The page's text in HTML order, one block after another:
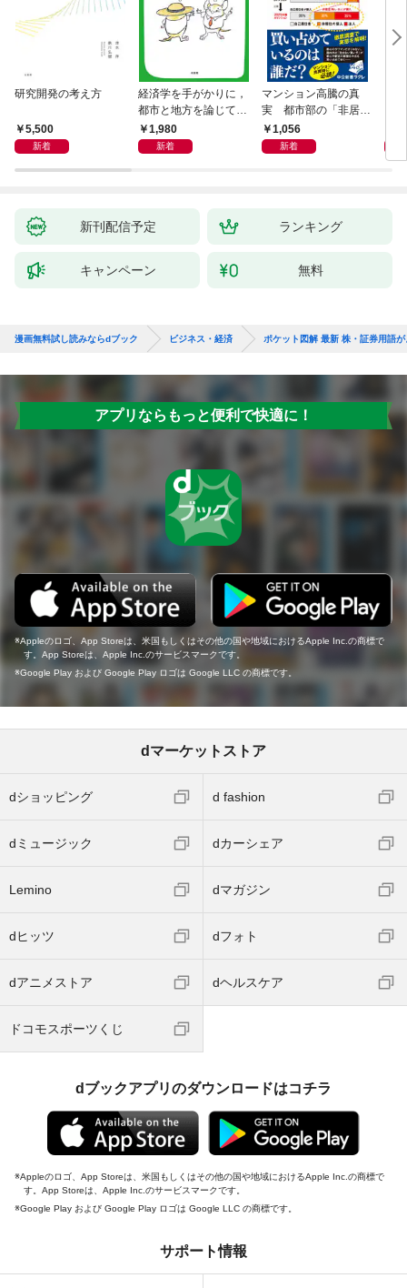
研究開発の考え方
5,500
新着
経済学を手がかりに，
都市と地方を論じてみ
よう1,980
新着
マンション高騰の真
実 都市部の「非居住
化」が街を壊す
1,056
新着
イ
果
新刊配信予定 ランキング
キャンペーン 無料
漫画無料試し読みならdブック ビジネス・経済 ポケット図解 最新 株・証券用語
アプリならもっと便利で快適に！
Appleのロゴ、App Storeは、米国もしくはその他の国や地域におけるApple Inc.の商標で
す。App Storeは、Apple Inc.のサービスマークです。
Google Play および Google Play ロゴは Google LLC の商標です。
dマーケットストア
dショッピング d fashion
dミュージック dカーシェア
Lemino dマガジン
dヒッツ dフォト
dアニメストア dヘルスケア
ドコモスポーツくじ
dブックアプリのダウンロードはコチラ
Appleのロゴ、App Storeは、米国もしくはその他の国や地域におけるApple Inc.の商標で
す。App Storeは、Apple Inc.のサービスマークです。
Google Play および Google Play ロゴは Google LLC の商標です。
サポート情報